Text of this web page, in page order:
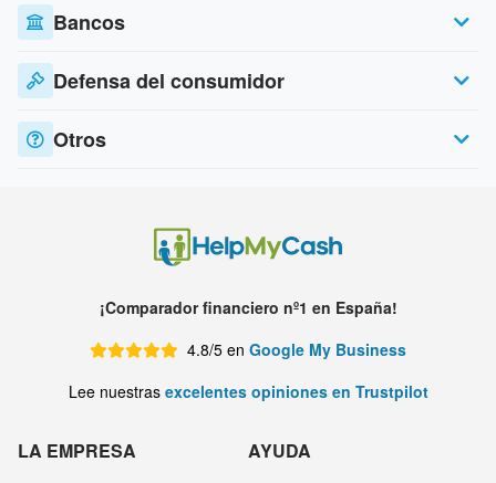
Bancos
Defensa del consumidor
Otros
¡Comparador financiero nº1 en España!
4.8/5 en Google My Business
Lee nuestras excelentes opiniones en Trustpilot
LA EMPRESA AYUDA